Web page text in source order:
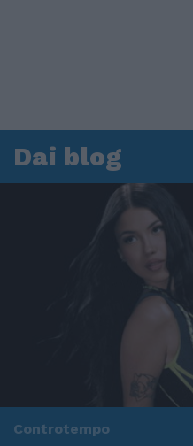
Dai blog
Controtempo